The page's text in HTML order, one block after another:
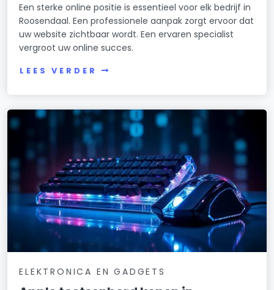
Een sterke online positie is essentieel voor elk bedrijf in
Roosendaal. Een professionele aanpak zorgt ervoor dat
uw website zichtbaar wordt. Een ervaren specialist
vergroot uw online succes.
LEES VERDER
ELEKTRONICA EN GADGETS